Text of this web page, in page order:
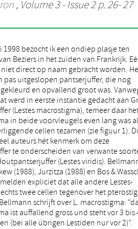
, Volume 3 - Issue 2 p. 26- 27
1998 bezocht ik een ondiep plasje ten
Beziers in het zuiden van Frankrijk.
direct op naam gebracht worden.
pas uitgeslopen pantserjuffer, die nog
en opvallend groot was.
werd in eerste instantie gedacht aan
(Lestes macrostigma), temeer daar
in beide voorvleugels even lang was
cellen tezamen (zie figuur 1).
auteurs hét kenmerk om deze
te onderscheiden van verwante
(Lestes viridis).
(1988), Jurzitza (1988) en Bos &
expliciet dat alle andere Lestes-
twee cellen tegenover het
schrijft over L. macrostigma:
ist auffallend gross und steht vor 3 bis
(bei alle übrigen Lestiden nur vor 2)”.
is de soort “sicher an das grosse,
Flügelmal (es steht über 3 Zeilen)
Jödicke (1997) noemt bij L. viridis
tegenover het pterostigma niet. Wel
voor- als achtervleugel afgedeeld
Bij zijn bespreking van L.
pterostigma (zo groot als drie tot
cellen), wel als opvallend, maar niet
kenmerk genoemd. Bij
bleek het gevangen dier toch L. viridis te
Het uitlopertje aan de tekening op
de aanwezigheid in de achtervleugels
cellen tegenover het pterostigma
Toch was mijn interesse gewekt.
één van de uitzonderingen op de
naar dit kenmerk gekeken en
zoals wel vaker geschiedt, elkaar